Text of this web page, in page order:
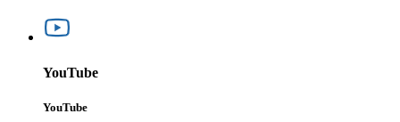
YouTube
YouTube